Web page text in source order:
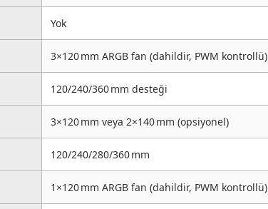
Yok
3×120 mm ARGB fan (dahildir, PWM kontrollü)
120/240/360 mm desteği
3×120 mm veya 2×140 mm (opsiyonel)
120/240/280/360 mm
1×120 mm ARGB fan (dahildir, PWM kontrollü)